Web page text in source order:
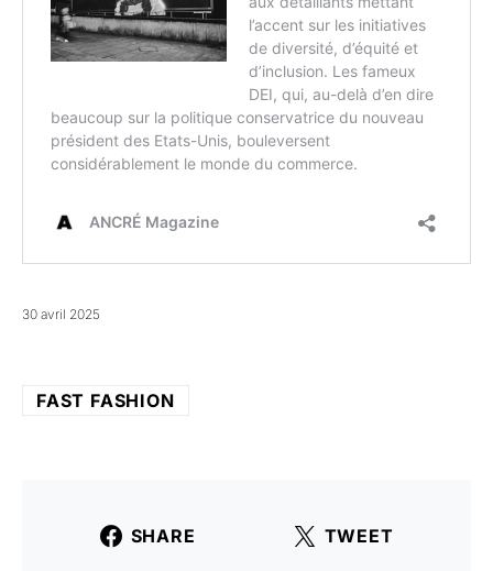
30 avril 2025
FAST FASHION
SHARE TWEET